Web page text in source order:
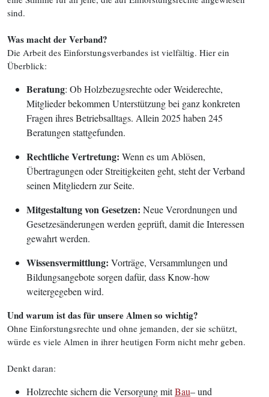
sind.
Was macht der Verband?
Die Arbeit des Einforstungsverbandes ist vielfältig. Hier ein
Überblick:
Beratung: Ob Holzbezugsrechte oder Weiderechte,
Mitglieder bekommen Unterstützung bei ganz konkreten
Fragen ihres Betriebsalltags. Allein 2025 haben 245
Beratungen stattgefunden.
Rechtliche Vertretung: Wenn es um Ablösen,
Übertragungen oder Streitigkeiten geht, steht der Verband
seinen Mitgliedern zur Seite.
Mitgestaltung von Gesetzen: Neue Verordnungen und
Gesetzesänderungen werden geprüft, damit die Interessen
gewahrt werden.
Wissensvermittlung: Vorträge, Versammlungen und
Bildungsangebote sorgen dafür, dass Know-how
weitergegeben wird.
Und warum ist das für unsere Almen so wichtig?
Ohne Einforstungsrechte und ohne jemanden, der sie schützt,
würde es viele Almen in ihrer heutigen Form nicht mehr geben.
Denkt daran:
Holzrechte sichern die Versorgung mitBau– und